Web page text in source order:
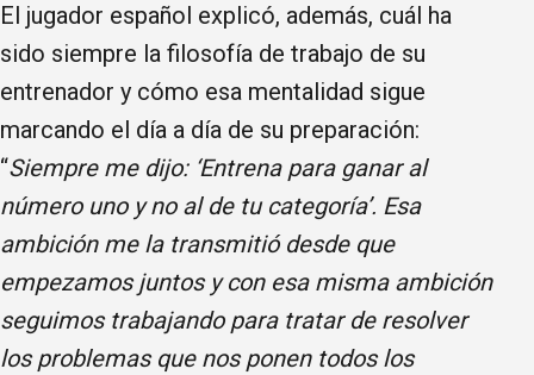
El jugador español explicó, además, cuál ha
sido siempre la filosofía de trabajo de su
entrenador y cómo esa mentalidad sigue
marcando el día a día de su preparación:
“Siempre me dijo: ‘Entrena para ganar al
número uno y no al de tu categoría’. Esa
ambición me la transmitió desde que
empezamos juntos y con esa misma ambición
seguimos trabajando para tratar de resolver
los problemas que nos ponen todos los